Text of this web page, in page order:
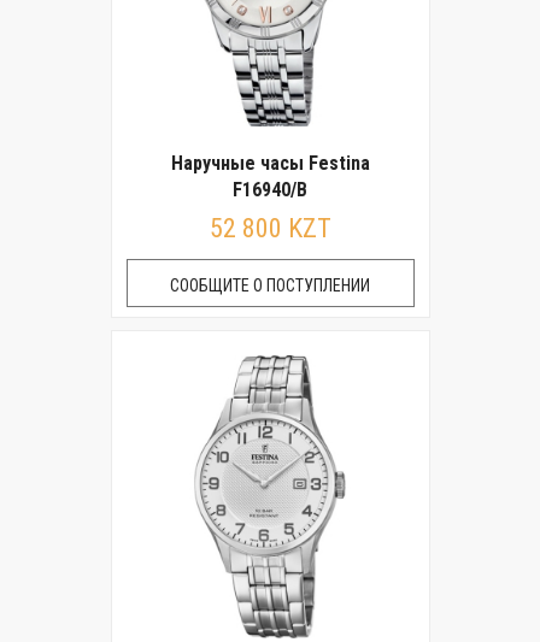
Наручные часы Festina
F16940/B
52 800 KZT
СООБЩИТЕ О ПОСТУПЛЕНИИ